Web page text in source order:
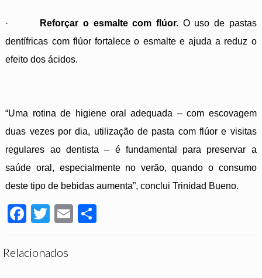
· Reforçar o esmalte com flúor. O uso de pastas
dentífricas com flúor fortalece o esmalte e ajuda a reduz o
efeito dos ácidos.
“Uma rotina de higiene oral adequada – com escovagem
duas vezes por dia, utilização de pasta com flúor e visitas
regulares ao dentista – é fundamental para preservar a
saúde oral, especialmente no verão, quando o consumo
deste tipo de bebidas aumenta”, conclui Trinidad Bueno.
Facebook
Twitter
Email
Relacionados